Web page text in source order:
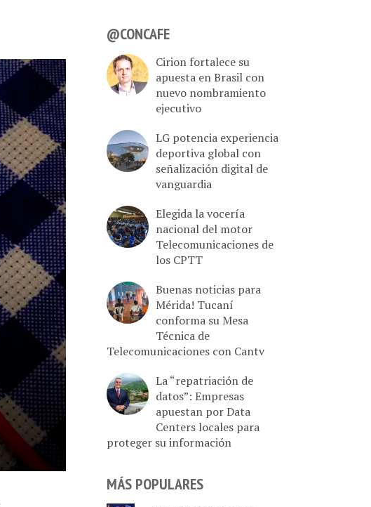
@CONCAFE
Cirion fortalece su
apuesta en Brasil con
nuevo nombramiento
ejecutivo
LG potencia experiencia
deportiva global con
señalización digital de
vanguardia
Elegida la vocería
nacional del motor
Telecomunicaciones de
los CPTT
Buenas noticias para
Mérida! Tucaní
conforma su Mesa
Técnica de
Telecomunicaciones con Cantv
La “repatriación de
datos”: Empresas
apuestan por Data
Centers locales para
proteger su información
MÁS POPULARES